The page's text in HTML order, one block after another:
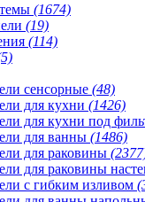
(1674)
(19)
(114)
сенсорные (48)
для кухни (1426)
для кухни под
для ванны (1486)
для раковины
для раковины
с гибким изливом